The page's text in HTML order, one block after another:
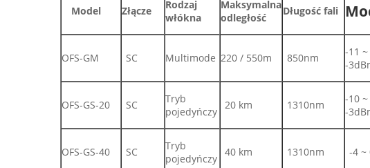
Model Złącze
Rodzaj
włókna
Maksymalna
odległość
Długość fali
OFS-GM SC Multimode 220 / 550m 850nm
-11 ~
-
OFS-GS-20 SC
Tryb
pojedyńczy
20 km 1310nm
-10 ~
-
OFS-GS-40 SC
Tryb
pojedyńczy
40 km 1310nm -4 ~